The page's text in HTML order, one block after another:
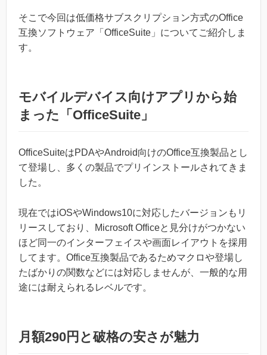
そこで今回は低価格サブスクリプション方式のOffice
互換ソフトウェア「OfficeSuite」についてご紹介しま
す。
モバイルデバイス向けアプリから始
まった「OfficeSuite」
OfficeSuiteはPDAやAndroid向けのOffice互換製品とし
て登場し、多くの製品でプリインストールされてきま
した。
現在ではiOSやWindows10に対応したバージョンもリ
リースしており、Microsoft Officeと見分けがつかない
ほど同一のインターフェイスや画面レイアウトを採用
してます。Office互換製品であるためマクロや登場し
たばかりの関数などには対応しませんが、一般的な用
途には耐えられるレベルです。
月額290円と破格の安さが魅力